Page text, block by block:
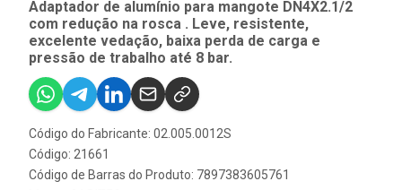
Adaptador de alumínio para mangote DN4X2.1/2
com redução na rosca . Leve, resistente,
excelente vedação, baixa perda de carga e
pressão de trabalho até 8 bar.
Código do Fabricante: 02.005.0012S
Código: 21661
Código de Barras do Produto: 7897383605761